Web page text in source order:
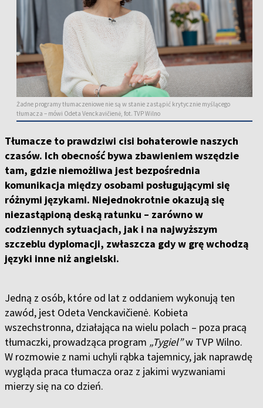
Żadne programy tłumaczeniowe nie są w stanie zastąpić krytycznie myślącego
tłumacza – mówi Odeta Venckavičienė, fot. TVP Wilno
Tłumacze to prawdziwi cisi bohaterowie naszych
czasów. Ich obecność bywa zbawieniem wszędzie
tam, gdzie niemożliwa jest bezpośrednia
komunikacja między osobami posługującymi się
różnymi językami. Niejednokrotnie okazują się
niezastąpioną deską ratunku – zarówno w
codziennych sytuacjach, jak i na najwyższym
szczeblu dyplomacji, zwłaszcza gdy w grę wchodzą
języki inne niż angielski.
Jedną z osób, które od lat z oddaniem wykonują ten
zawód, jest Odeta Venckavičienė. Kobieta
wszechstronna, działająca na wielu polach – poza pracą
tłumaczki, prowadząca program „Tygiel”w TVP Wilno.
W rozmowie z nami uchyli rąbka tajemnicy, jak naprawdę
wygląda praca tłumacza oraz z jakimi wyzwaniami
mierzy się na co dzień.